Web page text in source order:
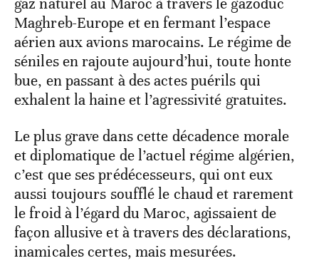
gaz naturel au Maroc à travers le gazoduc
Maghreb-Europe et en fermant l’espace
aérien aux avions marocains. Le régime de
séniles en rajoute aujourd’hui, toute honte
bue, en passant à des actes puérils qui
exhalent la haine et l’agressivité gratuites.
Le plus grave dans cette décadence morale
et diplomatique de l’actuel régime algérien,
c’est que ses prédécesseurs, qui ont eux
aussi toujours soufflé le chaud et rarement
le froid à l’égard du Maroc, agissaient de
façon allusive et à travers des déclarations,
inamicales certes, mais mesurées.